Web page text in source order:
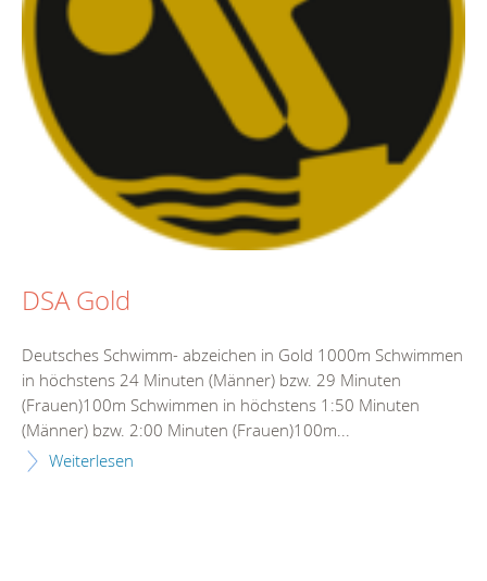
DSA Gold
Deutsches Schwimm- abzeichen in Gold 1000m Schwimmen
in höchstens 24 Minuten (Männer) bzw. 29 Minuten
(Frauen)100m Schwimmen in höchstens 1:50 Minuten
(Männer) bzw. 2:00 Minuten (Frauen)100m...
Weiterlesen